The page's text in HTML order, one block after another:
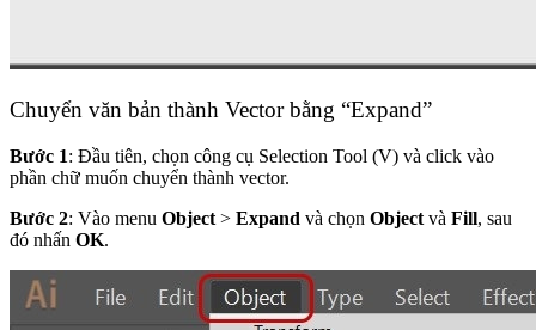
Chuyển văn bản thành Vector bằng “Expand”
Bước 1: Đầu tiên, chọn công cụ Selection Tool (V) và click vào
phần chữ muốn chuyển thành vector.
Bước 2: Vào menu Object > Expand và chọn Object và Fill, sau
đó nhấn OK.